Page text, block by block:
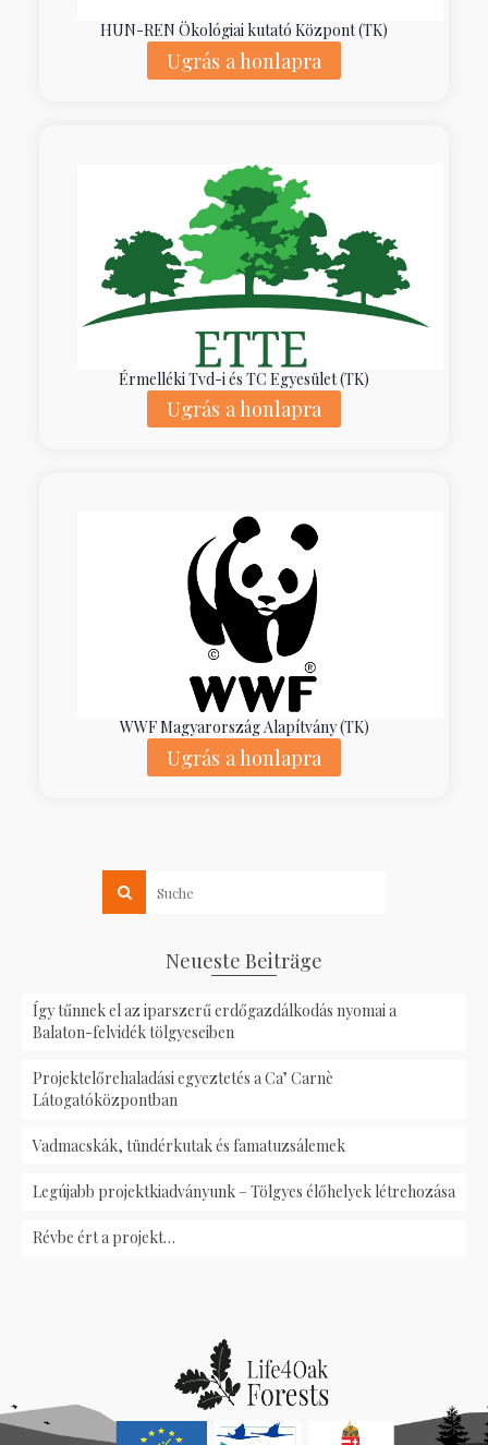
HUN-REN Ökológiai kutató Központ (TK)
Ugrás a honlapra
Érmelléki Tvd-i és TC Egyesület (TK)
Ugrás a honlapra
WWF Magyarország Alapítvány (TK)
Ugrás a honlapra
Neueste Beiträge
Így tűnnek el az iparszerű erdőgazdálkodás nyomai a
Balaton-felvidék tölgyeseiben
Projektelőrehaladási egyeztetés a Ca’ Carnè
Látogatóközpontban
Vadmacskák, tündérkutak és famatuzsálemek
Legújabb projektkiadványunk – Tölgyes élőhelyek létrehozása
Révbe ért a projekt…